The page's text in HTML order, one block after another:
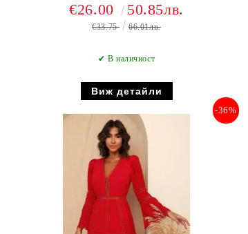
€26.00 50.85лв.
€33.75 66.01лв.
✔ В наличност
Виж детайли
-36%